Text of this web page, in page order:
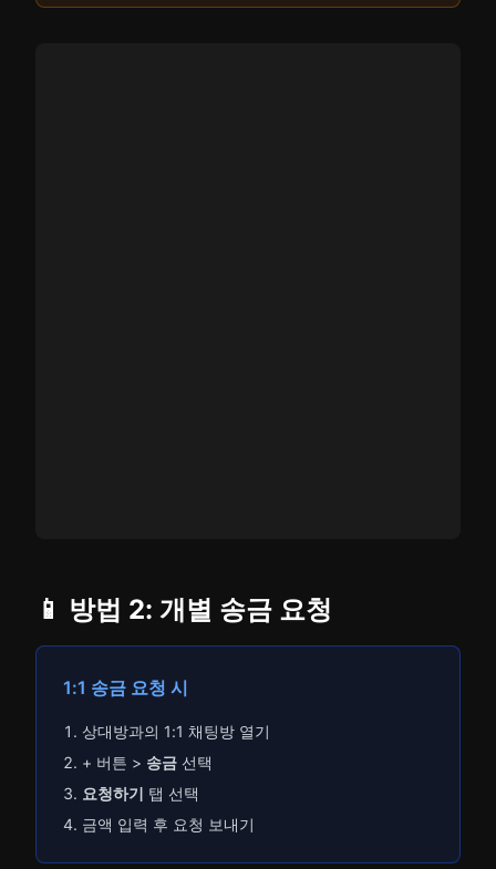
📱 방법 2: 개별 송금 요청
1:1 송금 요청 시
상대방과의 1:1 채팅방 열기
+ 버튼 > 송금 선택
요청하기 탭 선택
금액 입력 후 요청 보내기